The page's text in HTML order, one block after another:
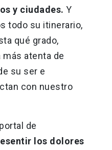
y ciudades. Y
todo su itinerario,
qué grado,
más atenta de
su ser e
con nuestro
de
los dolores